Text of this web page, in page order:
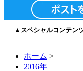
▲スペシャルコンテン
ホーム >
2016年